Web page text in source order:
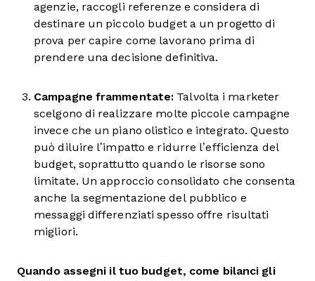
agenzie, raccogli referenze e considera di
destinare un piccolo budget a un progetto di
prova per capire come lavorano prima di
prendere una decisione definitiva.
Campagne frammentate: Talvolta i marketer
scelgono di realizzare molte piccole campagne
invece che un piano olistico e integrato. Questo
può diluire l’impatto e ridurre l’efficienza del
budget, soprattutto quando le risorse sono
limitate. Un approccio consolidato che consenta
anche la segmentazione del pubblico e
messaggi differenziati spesso offre risultati
migliori.
Quando assegni il tuo budget, come bilanci gli